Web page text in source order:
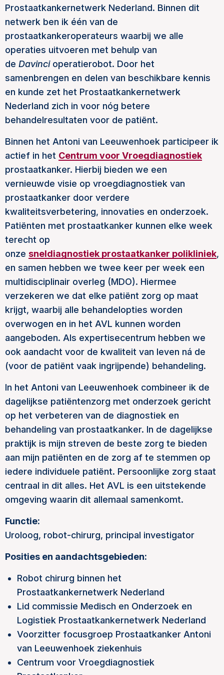
Prostaatkankernetwerk Nederland. Binnen dit
netwerk ben ik één van de
prostaatkankeroperateurs waarbij we alle
operaties uitvoeren met behulp van
de Davincioperatierobot. Door het
samenbrengen en delen van beschikbare kennis
en kunde zet het Prostaatkankernetwerk
Nederland zich in voor nóg betere
behandelresultaten voor de patiënt.
Binnen het Antoni van Leeuwenhoek participeer ik
actief in het Centrum voor Vroegdiagnostiek
prostaatkanker. Hierbij bieden we een
vernieuwde visie op vroegdiagnostiek van
prostaatkanker door verdere
kwaliteitsverbetering, innovaties en onderzoek.
Patiënten met prostaatkanker kunnen elke week
terecht op
onze sneldiagnostiek prostaatkanker polikliniek,
en samen hebben we twee keer per week een
multidisciplinair overleg (MDO). Hiermee
verzekeren we dat elke patiënt zorg op maat
krijgt, waarbij alle behandelopties worden
overwogen en in het AVL kunnen worden
aangeboden. Als expertisecentrum hebben we
ook aandacht voor de kwaliteit van leven ná de
(voor de patiënt vaak ingrijpende) behandeling.
In het Antoni van Leeuwenhoek combineer ik de
dagelijkse patiëntenzorg met onderzoek gericht
op het verbeteren van de diagnostiek en
behandeling van prostaatkanker. In de dagelijkse
praktijk is mijn streven de beste zorg te bieden
aan mijn patiënten en de zorg af te stemmen op
iedere individuele patiënt. Persoonlijke zorg staat
centraal in dit alles. Het AVL is een uitstekende
omgeving waarin dit allemaal samenkomt.
Functie:
Uroloog, robot-chirurg, principal investigator
Posities en aandachtsgebieden:
Robot chirurg binnen het
Prostaatkankernetwerk Nederland
Lid commissie Medisch en Onderzoek en
Logistiek Prostaatkankernetwerk Nederland
Voorzitter focusgroep Prostaatkanker Antoni
van Leeuwenhoek ziekenhuis
Centrum voor Vroegdiagnostiek